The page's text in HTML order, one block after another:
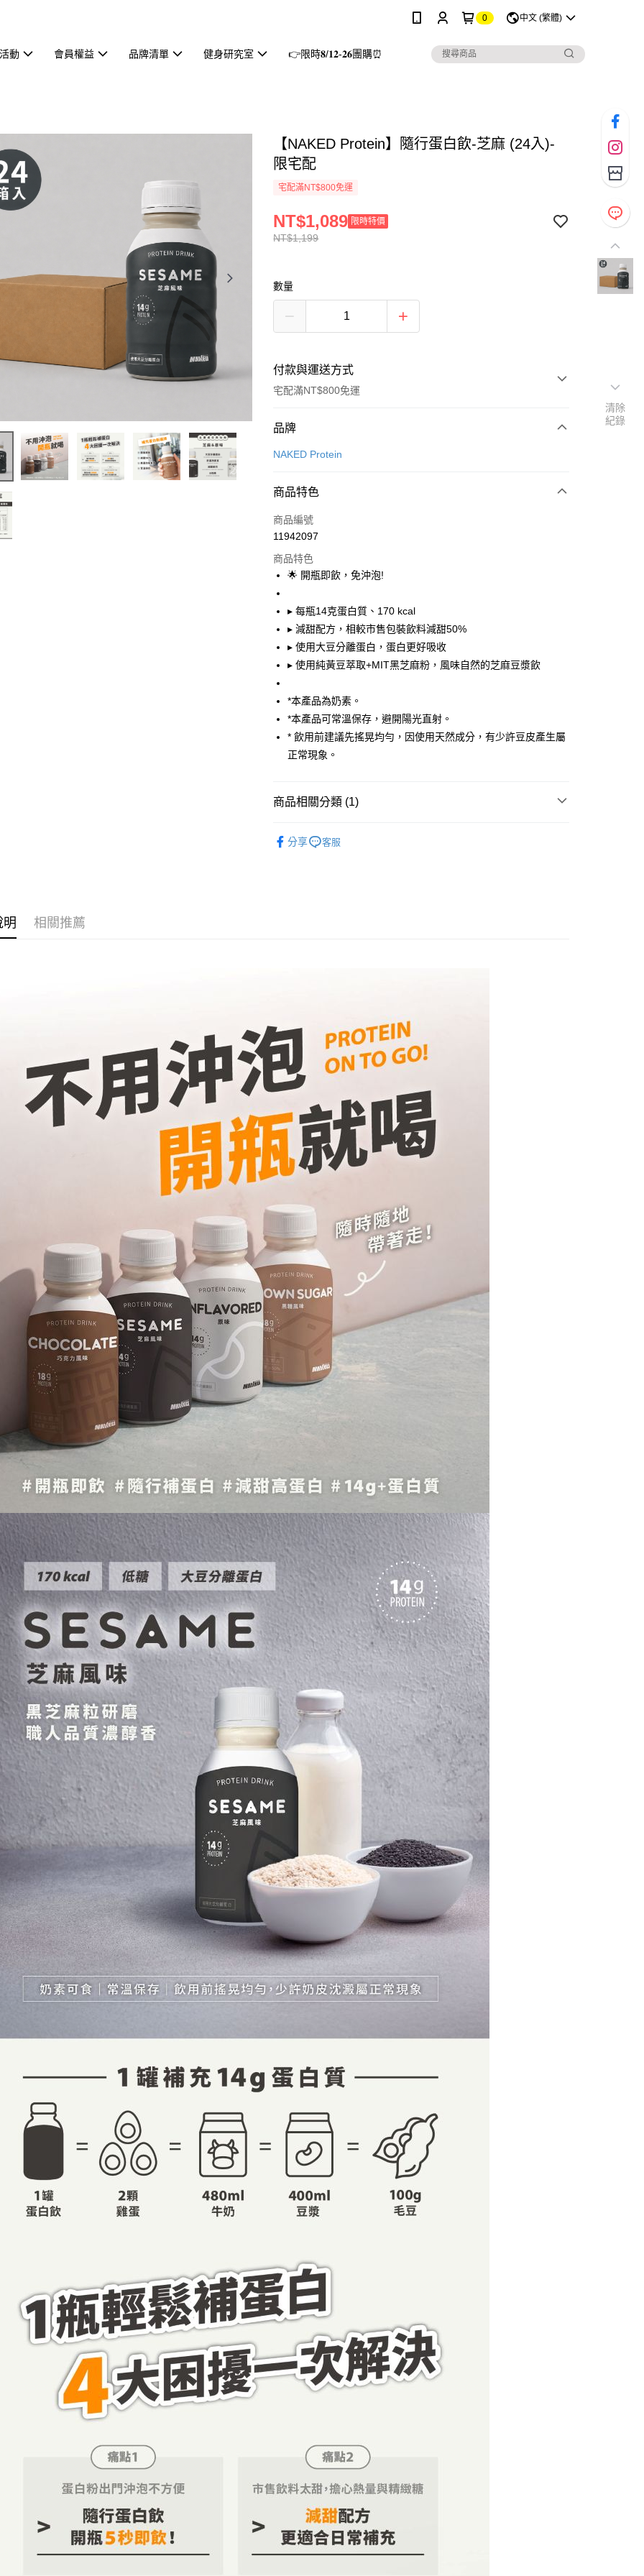
0 中文 (繁體)
動 會員權益 品牌清單 健身研究室 👉限時𝟖/𝟏𝟐-𝟐𝟔團購⏰
【NAKED Protein】隨行蛋白飲-芝麻 (24入)-
限宅配
宅配滿NT$800免運
NT$1,199
NT$1,089 限時特價
數量
付款與運送方式
宅配滿NT$800免運
付款方式
信用卡一次付款
運送方式
新竹物流
離島（澎湖、金門、馬祖、小琉球）且不含部分鄉鎮 不含：澎湖縣
望安鄉、澎湖縣七美鄉與金門縣烏坵鄉
每筆NT$250
品牌
NAKED Protein
商品特色
商品編號
11942097
商品特色
🌟 開瓶即飲，免沖泡!
▸ 每瓶14克蛋白質、170 kcal
▸ 減甜配方，相較市售包裝飲料減甜50%
▸ 使用大豆分離蛋白，蛋白更好吸收
▸ 使用純黃豆萃取+MIT黑芝麻粉，風味自然的芝麻豆漿飲
*本產品為奶素。
*本產品可常溫保存，避開陽光直射。
* 飲用前建議先搖晃均勻，因使用天然成分，有少許豆皮產生屬
正常現象。
商品相關分類 (1)
分享
客服
明 相關推薦
清除
紀錄